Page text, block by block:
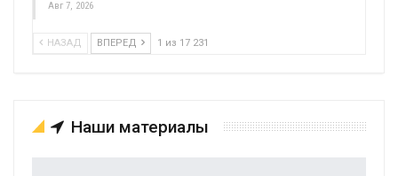
Авг 7, 2026
НАЗАД ВПЕРЕД 1 из 17 231
Наши материалы